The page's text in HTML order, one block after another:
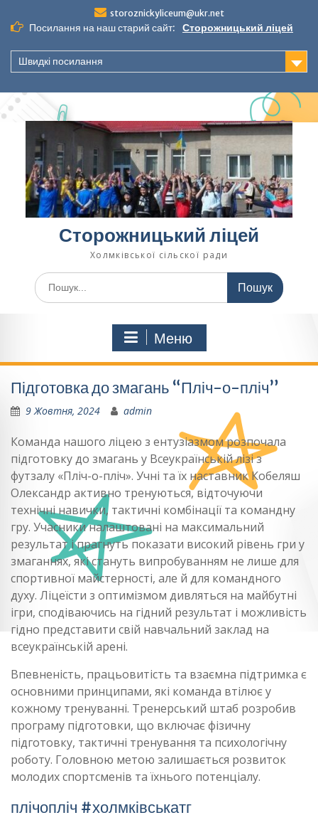
до
вмісту
storoznickyliceum@ukr.net
Посилання на наш старий сайт: Сторожницький ліцей
Швидкі посилання
Сторожницький ліцей
Холмківської сільскої ради
Шукати:
Меню
Підготовка до змагань “Пліч-о-пліч”
9 Жовтня, 2024 admin
Команда нашого ліцею з ентузіазмом розпочала
підготовку до змагань у Всеукраїнській лізі з
футзалу «Пліч-о-пліч». Учні та їх наставник Кобеляш
Олександр активно тренуються, відточуючи
технічні навички, тактичні комбінації та командну
гру. Учасники налаштовані на максимальний
результат і прагнуть показати високий рівень гри у
змаганнях, які стануть випробуванням не лише для
спортивної майстерності, але й для командного
духу. Ліцеїсти з оптимізмом дивляться на майбутні
ігри, сподіваючись на гідний результат і можливість
гідно представити свій навчальний заклад на
всеукраїнській арені.
Впевненість, працьовитість та взаємна підтримка є
основними принципами, які команда втілює у
кожному тренуванні. Тренерський штаб розробив
програму підготовки, що включає фізичну
підготовку, тактичні тренування та психологічну
роботу. Головною метою залишається розвиток
молодих спортсменів та їхнього потенціалу.
плічопліч #холмківськатг